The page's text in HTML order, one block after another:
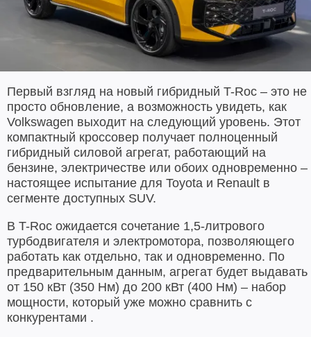
Первый взгляд на новый гибридный T-Roc – это не
просто обновление, а возможность увидеть, как
Volkswagen выходит на следующий уровень. Этот
компактный кроссовер получает полноценный
гибридный силовой агрегат, работающий на
бензине, электричестве или обоих одновременно –
настоящее испытание для Toyota и Renault в
сегменте доступных SUV.
В T-Roc ожидается сочетание 1,5-литрового
турбодвигателя и электромотора, позволяющего
работать как отдельно, так и одновременно. По
предварительным данным, агрегат будет выдавать
от 150 кВт (350 Нм) до 200 кВт (400 Нм) – набор
мощности, который уже можно сравнить с
конкурентами .